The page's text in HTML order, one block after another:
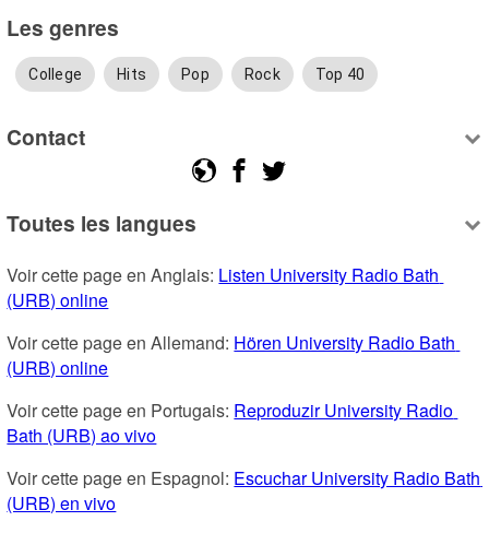
Les genres
College Hits Pop Rock Top 40
Contact
Toutes les langues
Voir cette page en Anglais: Listen University Radio Bath
(URB) online
Voir cette page en Allemand: Hören University Radio Bath
(URB) online
Voir cette page en Portugais: Reproduzir University Radio
Bath (URB) ao vivo
Voir cette page en Espagnol: Escuchar University Radio Bath
(URB) en vivo